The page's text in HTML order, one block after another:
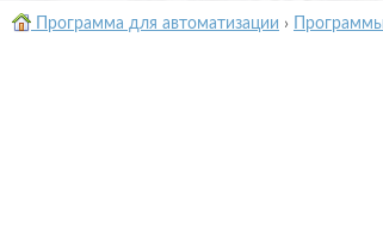
Программа для автоматизации ›